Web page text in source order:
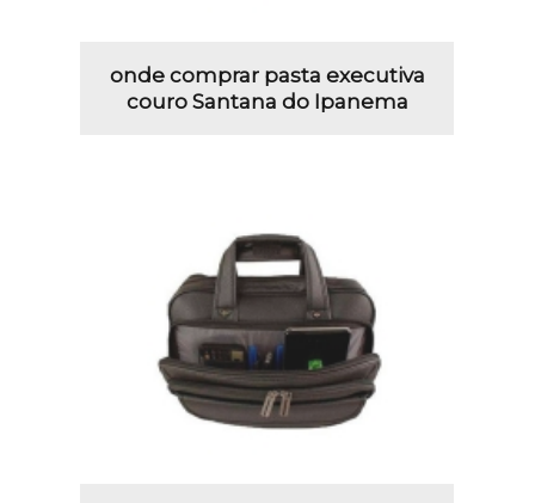
onde comprar pasta executiva
couro Santana do Ipanema